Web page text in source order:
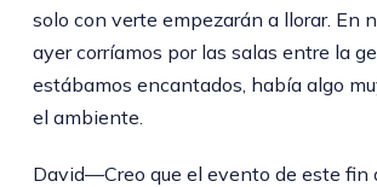
solo con verte empezarán a llorar. En
ayer corríamos por las salas entre la
estábamos encantados, había algo
el ambiente.
David—Creo que el evento de este fin